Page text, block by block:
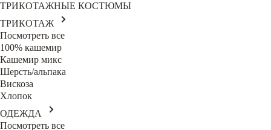
ТРИКОТАЖНЫЕ КОСТЮМЫ
ТРИКОТАЖ
Посмотреть все
100% кашемир
Кашемир микс
Шерсть/альпака
Вискоза
Хлопок
ОДЕЖДА
Посмотреть все